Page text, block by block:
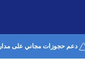
دعم حجوزات مجاني على مدار 24/7